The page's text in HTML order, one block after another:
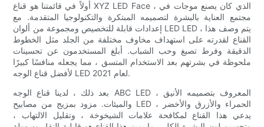
أولاً في قائمتنا هو قناع XYZ LED Face ، الذي كان يصنع موجات في
مجتمع العناية بالبشرة لتصميمه المبتكرة والتكنولوجيا المتقدمة. مع
إعدادات قابلة للتخصيص ومجموعة من ألوان LED LED ، يتم وصف هذا
القناع لقدرته على استهداف مخاوف مختلفة من الجلد مثل الخطوط
الدقيقة وفرط تصبغ وحب الشباب. أبلغ المستخدمون عن تحسينات
ملحوظة في بشرتهم بعد الاستخدام المتسق ، مما يجعله منافسًا كبيرًا
لأفضل قناع الوجه LED لعام 2021.
بعد ذلك ، لدينا قناع الوجه ABC LED ، المعروف بتصميمه الأنيق
والميئات. مزود بمزيج من مصابيح LED الحمراء والأزرق والأخضر ،
يدعي هذا القناع لمكافحة علامات الشيخوخة ، وتقليل الالتهاب ،